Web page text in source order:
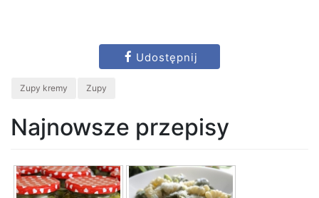
Udostępnij
Zupy kremy Zupy
Najnowsze przepisy